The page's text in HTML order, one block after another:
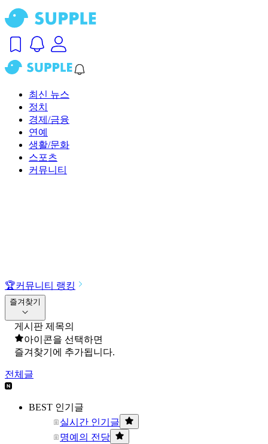
최신 뉴스
정치
경제/금융
연예
생활/문화
스포츠
커뮤니티
🏆커뮤니티 랭킹
즐겨찾기
게시판 제목의
아이콘을 선택하면
즐겨찾기에 추가됩니다.
전체글
BEST 인기글
실시간 인기글
명예의 전당